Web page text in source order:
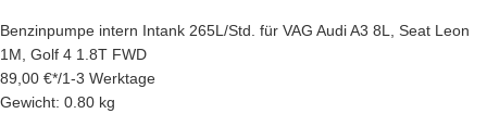
Benzinpumpe intern Intank 265L/Std. für VAG Audi A3 8L, Seat Leon
1M, Golf 4 1.8T FWD
89,00 €*/1-3 Werktage
Gewicht: 0.80 kg